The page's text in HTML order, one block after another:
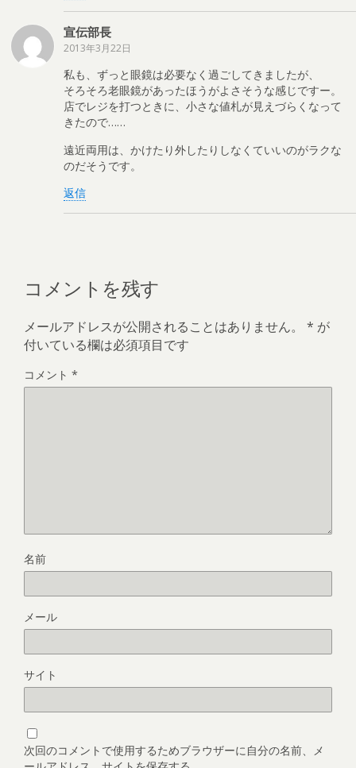
宣伝部長
2013年3月22日
私も、ずっと眼鏡は必要なく過ごしてきましたが、
そろそろ老眼鏡があったほうがよさそうな感じですー。
店でレジを打つときに、小さな値札が見えづらくなって
きたので……
遠近両用は、かけたり外したりしなくていいのがラクな
のだそうです。
返信
コメントを残す
メールアドレスが公開されることはありません。 * が
付いている欄は必須項目です
コメント *
名前
メール
サイト
次回のコメントで使用するためブラウザーに自分の名前、メ